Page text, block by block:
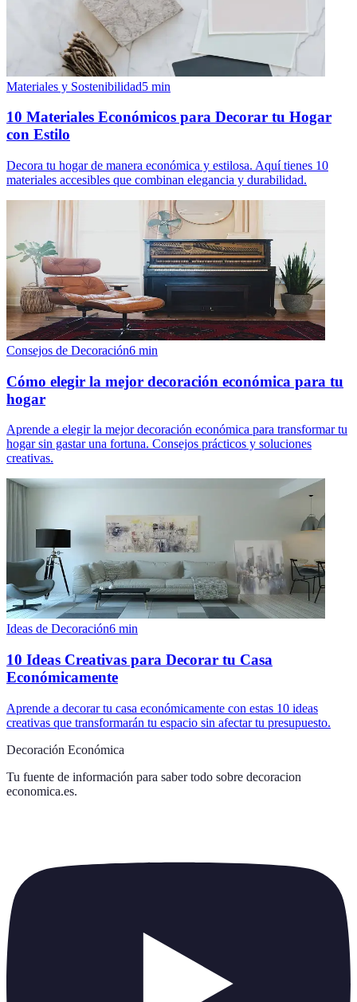
Materiales y Sostenibilidad5 min
10 Materiales Económicos para Decorar tu Hogar
con Estilo
Decora tu hogar de manera económica y estilosa. Aquí tienes 10
materiales accesibles que combinan elegancia y durabilidad.
Consejos de Decoración6 min
Cómo elegir la mejor decoración económica para tu
hogar
Aprende a elegir la mejor decoración económica para transformar tu
hogar sin gastar una fortuna. Consejos prácticos y soluciones
creativas.
Ideas de Decoración6 min
10 Ideas Creativas para Decorar tu Casa
Económicamente
Aprende a decorar tu casa económicamente con estas 10 ideas
creativas que transformarán tu espacio sin afectar tu presupuesto.
Decoración Económica
Tu fuente de información para saber todo sobre decoracion
economica.es.